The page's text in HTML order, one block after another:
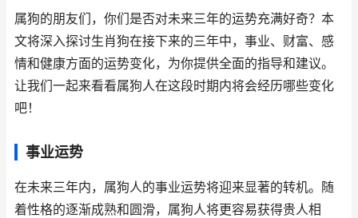
属狗的朋友们，你们是否对未来三年的运势充满好奇？本
文将深入探讨生肖狗在接下来的三年中，事业、财富、感
情和健康方面的运势变化，为你提供全面的指导和建议。
让我们一起来看看属狗人在这段时期内将会经历哪些变化
吧！
事业运势
在未来三年内，属狗人的事业运势将迎来显著的转机。随
着性格的逐渐成熟和圆滑，属狗人将更容易获得贵人相